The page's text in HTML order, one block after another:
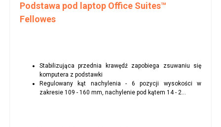
Podstawa pod laptop Office Suites™
Fellowes
Stabilizująca przednia krawędź zapobiega zsuwaniu się
komputera z podstawki
Regulowany kąt nachylenia - 6 pozycji wysokości w
zakresie 109 - 160 mm, nachylenie pod kątem 14 - 2...